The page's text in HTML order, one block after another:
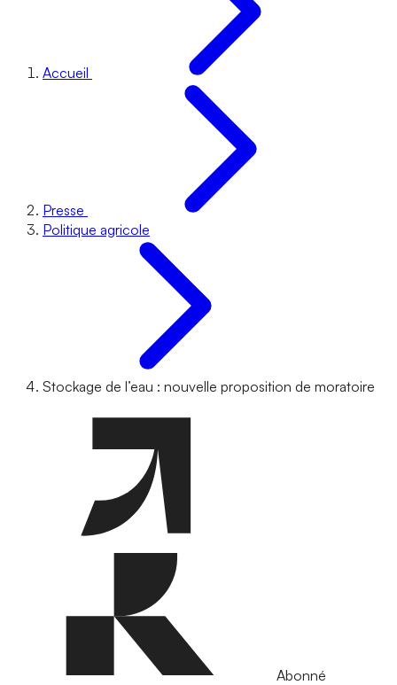
Accueil
Presse
Politique agricole
Stockage de l’eau : nouvelle proposition de moratoire
Abonné